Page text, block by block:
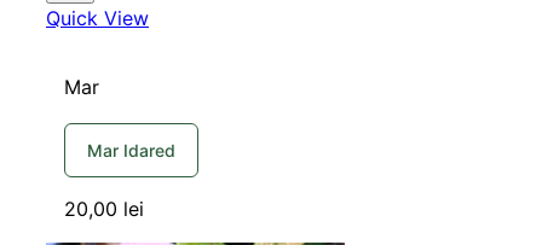
Quick View
Mar
Mar Idared
20,00 lei